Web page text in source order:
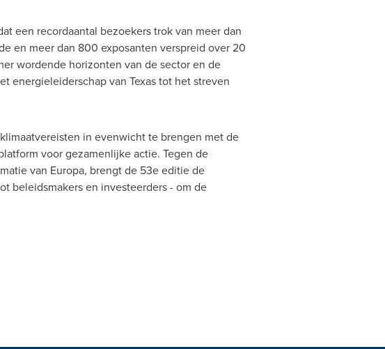
een recordaantal bezoekers trok van meer dan
en meer dan 800 exposanten verspreid over 20
wordende horizonten van de sector en de
energieleiderschap van Texastot het streven
in evenwicht te brengen met de
voor gezamenlijke actie. Tegen de
van Europa, brengt de 53e editie de
beleidsmakers en investeerders - om de